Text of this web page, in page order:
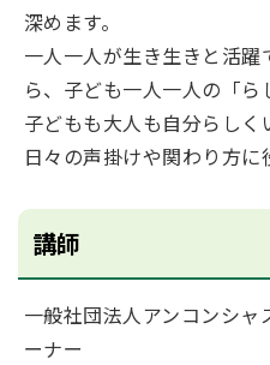
深めます。
一人一人が生き生きと活
ら、子ども一人一人の「ら
子どもも大人も自分らしく
日々の声掛けや関わり方に
講師
一般社団法人アンコンシ
ーナー